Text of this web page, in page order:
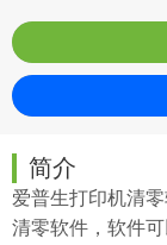
简介
爱普生打印机清
清零软件，软件